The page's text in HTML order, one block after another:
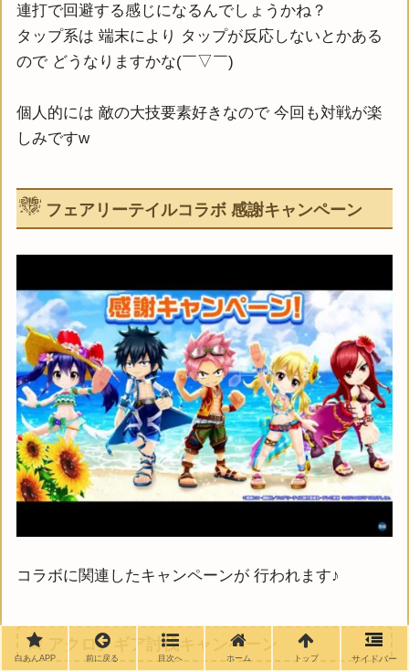
連打で回避する感じになるんでしょうかね？
タップ系は 端末により タップが反応しないとかある
ので どうなりますかな(￣▽￣)
個人的には 敵の大技要素好きなので 今回も対戦が楽
しみですw
フェアリーテイルコラボ 感謝キャンペーン
コラボに関連したキャンペーンが 行われます♪
アクロノギア討伐キャンペーン
白あんAPP 前に戻る 目次へ ホーム トップ サイドバー